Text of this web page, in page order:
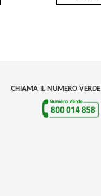
CHIAMA IL NUMERO VERDE